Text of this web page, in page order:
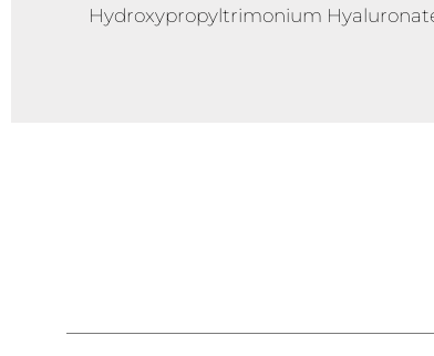
Hydroxypropyltrimonium